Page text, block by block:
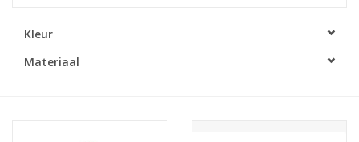
LED Kaarsen
Kleur
Materiaal